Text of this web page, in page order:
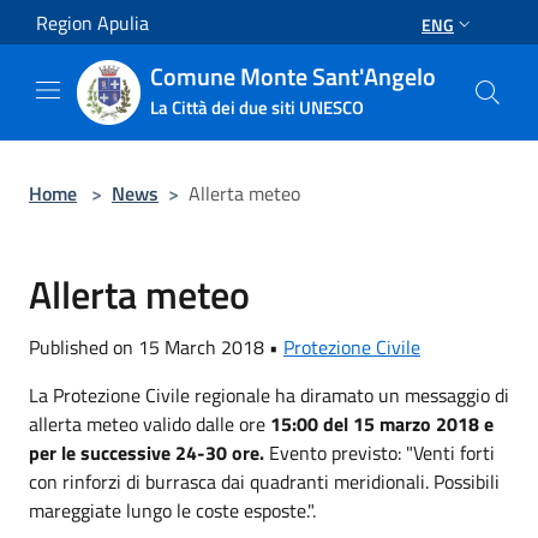
Salta al contenuto principale
Region Apulia ENG
Comune Monte Sant'Angelo
La Città dei due siti UNESCO
Home > News > Allerta meteo
Allerta meteo
Published on 15 March 2018 • Protezione Civile
La Protezione Civile regionale ha diramato un messaggio di
allerta meteo valido dalle ore 15:00 del 15 marzo 2018 e
per le successive 24-30 ore. Evento previsto: "Venti forti
con rinforzi di burrasca dai quadranti meridionali. Possibili
mareggiate lungo le coste esposte.".